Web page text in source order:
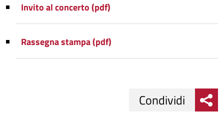
Invito al concerto (pdf)
Rassegna stampa (pdf)
Condividi